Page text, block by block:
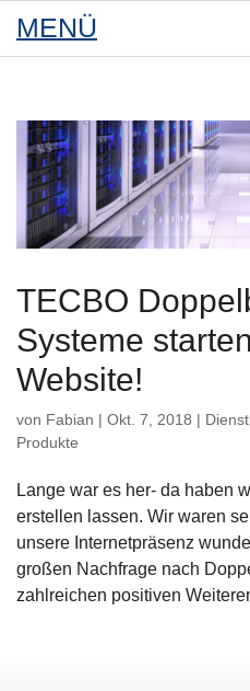
TECBO
Systeme
Website!
von Fabian | Okt. 7, 2018 |
Produkte
Lange war es her- da haben
erstellen lassen. Wir waren
unsere Internetpräsenz
großen Nachfrage nach
zahlreichen positiven